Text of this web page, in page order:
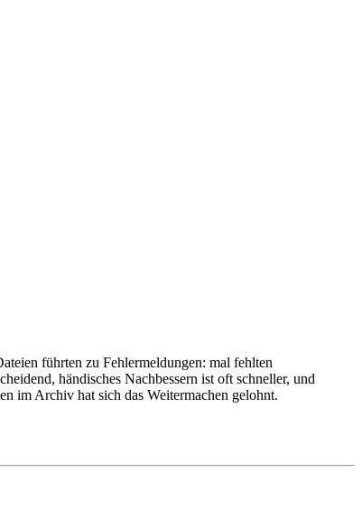
führten zu Fehlermeldungen: mal fehlten
händisches Nachbessern ist oft schneller, und
im Archiv hat sich das Weitermachen gelohnt.